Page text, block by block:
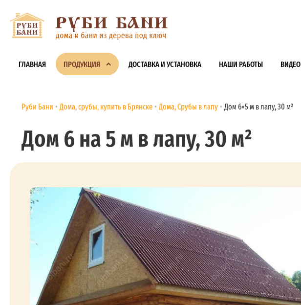
ГЛАВНАЯ ПРОДУКЦИЯ ДОСТАВКА И УСТАНОВКА НАШИ РАБОТЫ ВИДЕО
Руби Бани Дома, срубы, купить в Брянске Дома, Срубы в лапу Дом 6×5 м в лапу, 30 м²
Дом 6 на 5 м в лапу, 30 м²